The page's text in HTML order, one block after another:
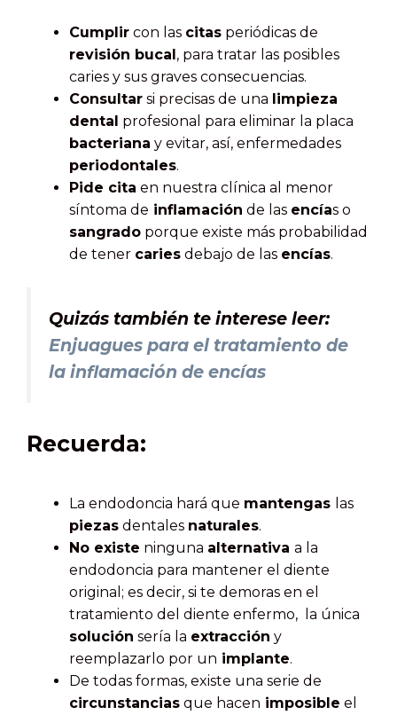
Cumplir con las citas periódicas de
revisión bucal, para tratar las posibles
caries y sus graves consecuencias.
Consultar si precisas de una limpieza
dental profesional para eliminar la placa
bacteriana y evitar, así, enfermedades
periodontales.
Pide cita en nuestra clínica al menor
síntoma de inflamación de las encías o
sangrado porque existe más probabilidad
de tener caries debajo de las encías.
Quizás también te interese leer:
Enjuagues para el tratamiento de
la inflamación de encías
Recuerda:
La endodoncia hará que mantengas las
piezas dentales naturales.
No existe ninguna alternativa a la
endodoncia para mantener el diente
original; es decir, si te demoras en el
tratamiento del diente enfermo, la única
solución sería la extracción y
reemplazarlo por un implante.
De todas formas, existe una serie de
circunstancias que hacen imposible el